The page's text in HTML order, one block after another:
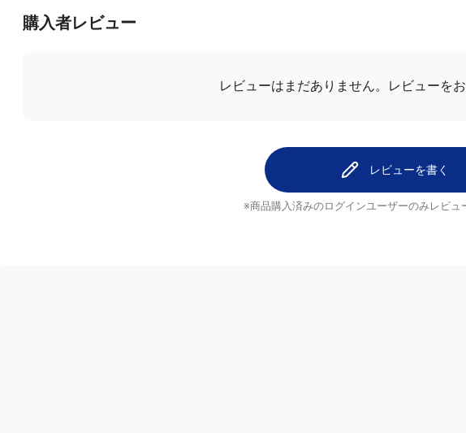
購入者レビュー
レビューはまだありません。 レビューを
レビューを書く
※商品購入済みのログインユーザーのみ レビュ